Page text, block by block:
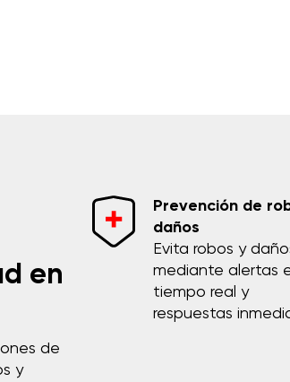
en
de
y
Prevención de
daños
Evita robos y
mediante alertas
tiempo real y
respuestas